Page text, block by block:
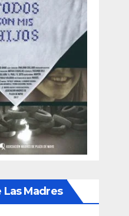
Las Madres